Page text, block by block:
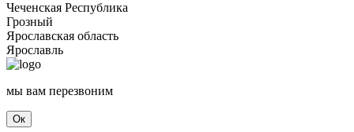
Чеченская Республика
Грозный
Ярославская область
Ярославль
мы вам перезвоним
Ок